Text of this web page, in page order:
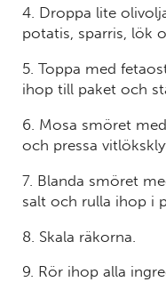
4. Droppa lite
potatis, sparris, lök
5. Toppa med
ihop till paket och
6. Mosa smöret
och pressa
7. Blanda smöret
salt och rulla ihop i
8. Skala räkorna.
9. Rör ihop alla